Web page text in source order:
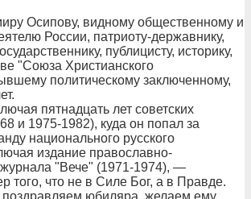
Осипову, видному общественному и
России, патриоту-державнику,
публицисту, историку,
"Союза Христианского
политическому заключенному,
пятнадцать лет советских
и 1975-1982), куда он попал за
национального русского
издание православно-
журнала "Вече" (1971-1974), —
того, что не в Силе Бог, а в Правде.
юбиляра, желаем ему